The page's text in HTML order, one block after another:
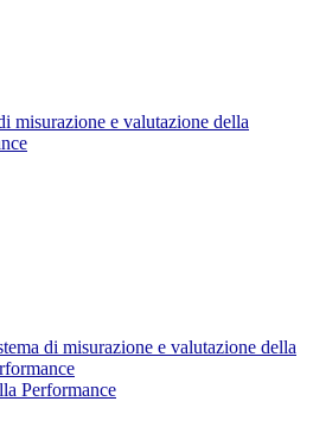
misurazione e valutazione della
di misurazione e valutazione della
Performance